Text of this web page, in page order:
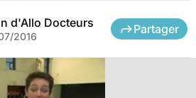
d'Allo Docteurs
2016
Partager